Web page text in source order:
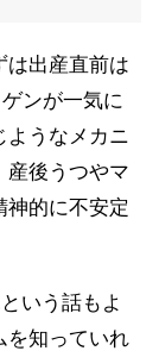
は出産直前は
ンが一気に
ようなメカニ
産後うつやマ
神的に不安定
いう話もよ
を知っていれ